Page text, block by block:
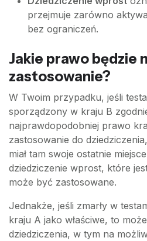
przejmuje zarówno
bez ograniczeń.
Jakie prawo będzie
zastosowanie?
W Twoim przypadku, jeśli
sporządzony w kraju B
najprawdopodobniej prawo
zastosowanie do
miał tam swoje ostatnie
dziedziczenie wprost, które
może być zastosowane.
Jednakże, jeśli zmarły w
kraju A jako właściwe, to
dziedziczenia, w tym na